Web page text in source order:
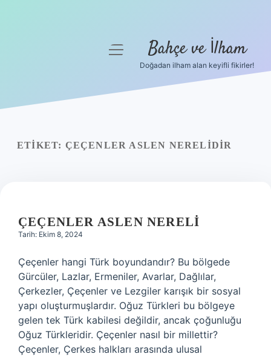
Yasal Uyarı
menüyü
Bahçe ve İlham
Doğadan ilham alan keyifli fikirler!
ETIKET: ÇEÇENLER ASLEN NERELIDIR
ÇEÇENLER ASLEN NERELI
Tarih: Ekim 8, 2024
Çeçenler hangi Türk boyundandır? Bu bölgede
Gürcüler, Lazlar, Ermeniler, Avarlar, Dağlılar,
Çerkezler, Çeçenler ve Lezgiler karışık bir sosyal
yapı oluşturmuşlardır. Oğuz Türkleri bu bölgeye
gelen tek Türk kabilesi değildir, ancak çoğunluğu
Oğuz Türkleridir. Çeçenler nasıl bir millettir?
Çeçenler, Çerkes halkları arasında ulusal